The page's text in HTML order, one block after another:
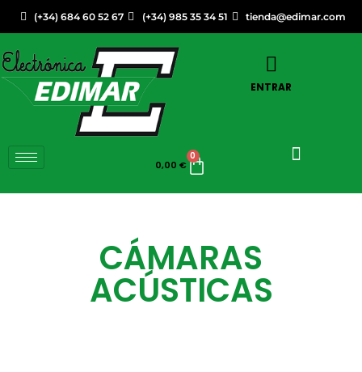
(+34) 684 60 52 67 (+34) 985 35 34 51 tienda@edimar.com
ENTRAR
0,00 €
0
CÁMARAS
ACÚSTICAS